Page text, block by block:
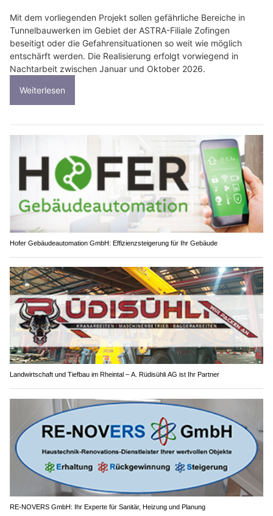
Mit dem vorliegenden Projekt sollen gefährliche Bereiche in
Tunnelbauwerken im Gebiet der ASTRA-Filiale Zofingen
beseitigt oder die Gefahrensituationen so weit wie möglich
entschärft werden. Die Realisierung erfolgt vorwiegend in
Nachtarbeit zwischen Januar und Oktober 2026.
Weiterlesen
Hofer Gebäudeautomation GmbH: Effizienzsteigerung für Ihr Gebäude
Landwirtschaft und Tiefbau im Rheintal – A. Rüdisühli AG ist Ihr Partner
RE-NOVERS GmbH: Ihr Experte für Sanitär, Heizung und Planung